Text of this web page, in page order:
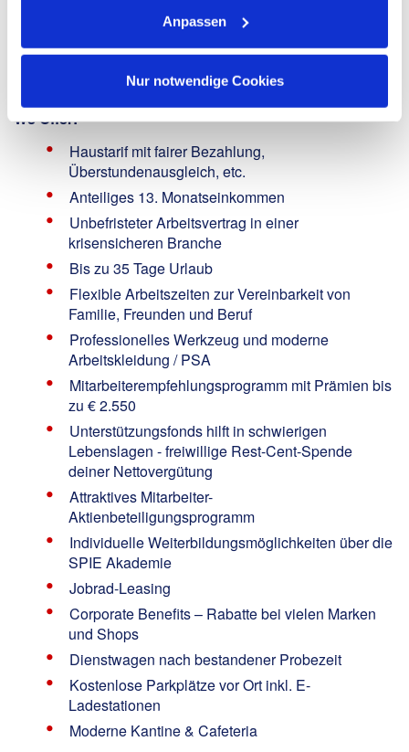
Anpassen
Nur notwendige Cookies
Idealerweise 3 Jahre Berufserfahrung in
vergleichbarer Position
Deutschkenntnisse mindestens Level C1 und
Führerschein Klasse B
We Offer:
Haustarif mit fairer Bezahlung,
Überstundenausgleich, etc.
Anteiliges 13. Monatseinkommen
Unbefristeter Arbeitsvertrag in einer
krisensicheren Branche
Bis zu 35 Tage Urlaub
Flexible Arbeitszeiten zur Vereinbarkeit von
Familie, Freunden und Beruf
Professionelles Werkzeug und moderne
Arbeitskleidung / PSA
Mitarbeiterempfehlungsprogramm mit Prämien bis
zu € 2.550
Unterstützungsfonds hilft in schwierigen
Lebenslagen - freiwillige Rest-Cent-Spende
deiner Nettovergütung
Attraktives Mitarbeiter-
Aktienbeteiligungsprogramm
Individuelle Weiterbildungsmöglichkeiten über die
SPIE Akademie
Jobrad-Leasing
Corporate Benefits – Rabatte bei vielen Marken
und Shops
Dienstwagen nach bestandener Probezeit
Kostenlose Parkplätze vor Ort inkl. E-
Ladestationen
Moderne Kantine & Cafeteria